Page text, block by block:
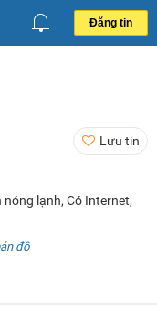
Đăng tin
Lưu tin
nóng lạnh, Có Internet,
đồ